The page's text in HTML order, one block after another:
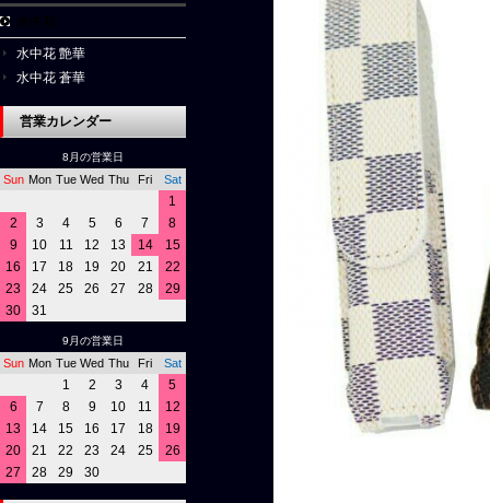
水中花 艶華
水中花 蒼華
営業カレンダー
8月の営業日
Sun Mon Tue Wed Thu Fri Sat
1
2
3 4 5 6 7
8
9
10 11 12 13 14
15
16
17 18 19 20 21
22
23
24 25 26 27 28
29
30
31
9月の営業日
Sun Mon Tue Wed Thu Fri Sat
1 2 3 4
5
6
7 8 9 10 11
12
13
14 15 16 17 18
19
20
21 22 23 24 25
26
27
28 29 30